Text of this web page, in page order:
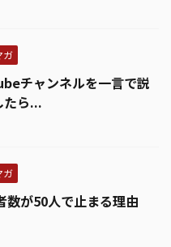
ガ
チャンネルを一言で説
たら...
ガ
数が50人で止まる理由